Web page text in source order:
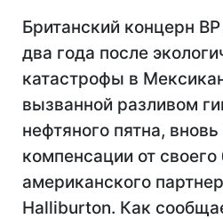
Британский концерн
два года после
катастрофы в
вызванной разливом
нефтяного пятна,
компенсации от
американского
Halliburton. Как